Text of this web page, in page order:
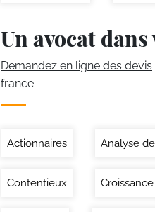
Un avocat
Demandez en ligne des devis
france
Actionnaires Analyse
Contentieux